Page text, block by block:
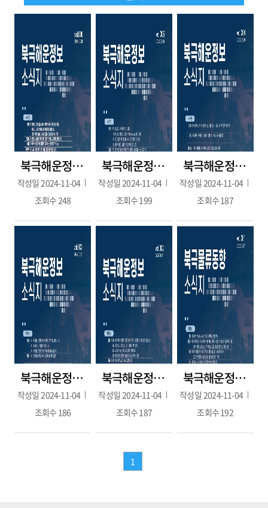
북극해운정보 6호(2024.10.31.)
작성일 2024-11-04
조회수248
북극해운정보 5호(2024.09.30.)
작성일 2024-11-04
조회수199
북극해운정보 4호(2024.08.30.)
작성일 2024-11-04
조회수187
북극해운정보 3호(2024.07.29.)
작성일 2024-11-04
조회수 186
북극해운정보 2호(2024.06.21.)
작성일 2024-11-04
조회수187
북극해운정보 1호(2024.05.17.)
작성일 2024-11-04
조회수192
1